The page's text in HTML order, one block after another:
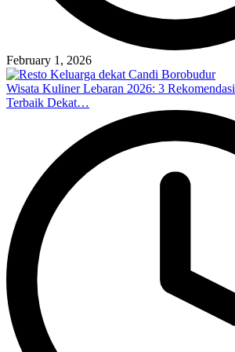
February 1, 2026
Wisata Kuliner Lebaran 2026: 3
Terbaik Dekat…